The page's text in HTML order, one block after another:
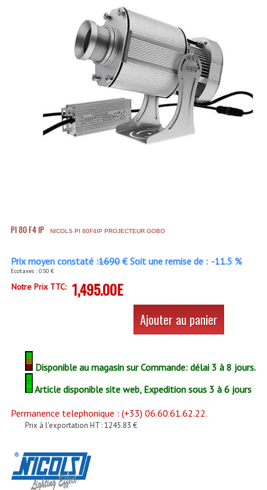
Accessoires Pieds Cellules Diamants
Accessoires Enceintes
Accessoires Micro, Pieds De Régie
Cellule (s)
Diamants
Pieds D'enceintes
Casques Stéréo
Compresseurs , Limiteurs , Noise Gate
Egaliseur Egaliseurs
Enceintes Et Caissons Basses
Packs Sono
Retours De Scène
Caisson De Basse Amplifié
PI 80 F4 IP NICOLS PI 80F4IP PROJECTEUR GOBO
Prix moyen constaté :1690€ Soit une remise de : -11.5 %
Ecotaxes : 0.50 €
Notre Prix TTC: 1,495.00E
Ajouter au panier
Disponible au magasin sur Commande: délai 3 à 8 jours.
Article disponible site web, Expedition sous 3 à 6 jours
Permanence telephonique : (+33) 06.60.61.62.22.
Prix à l'exportation HT : 1245.83 €